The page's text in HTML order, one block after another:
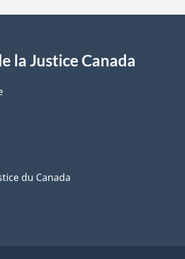
la Justice Canada
du Canada